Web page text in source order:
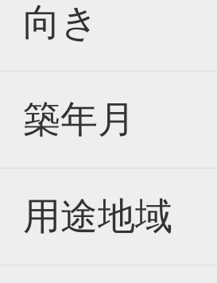
向き
築年月
用途地域